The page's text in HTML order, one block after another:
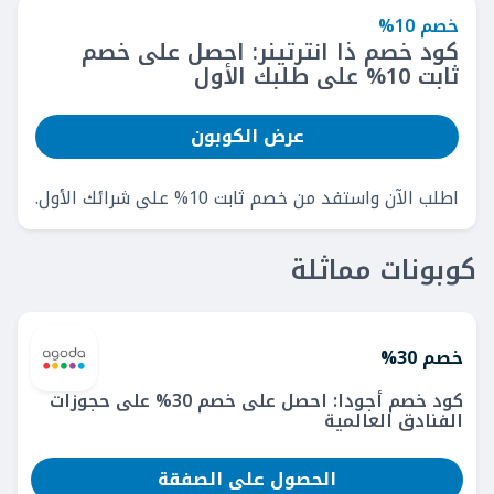
خصم 10%
كود خصم ذا انترتينر: احصل على خصم
ثابت 10% على طلبك الأول
عرض الكوبون
اطلب الآن واستفد من خصم ثابت 10% على شرائك الأول.
كوبونات مماثلة
خصم 30%
كود خصم أجودا: احصل على خصم 30% على حجوزات
الفنادق العالمية
الحصول على الصفقة